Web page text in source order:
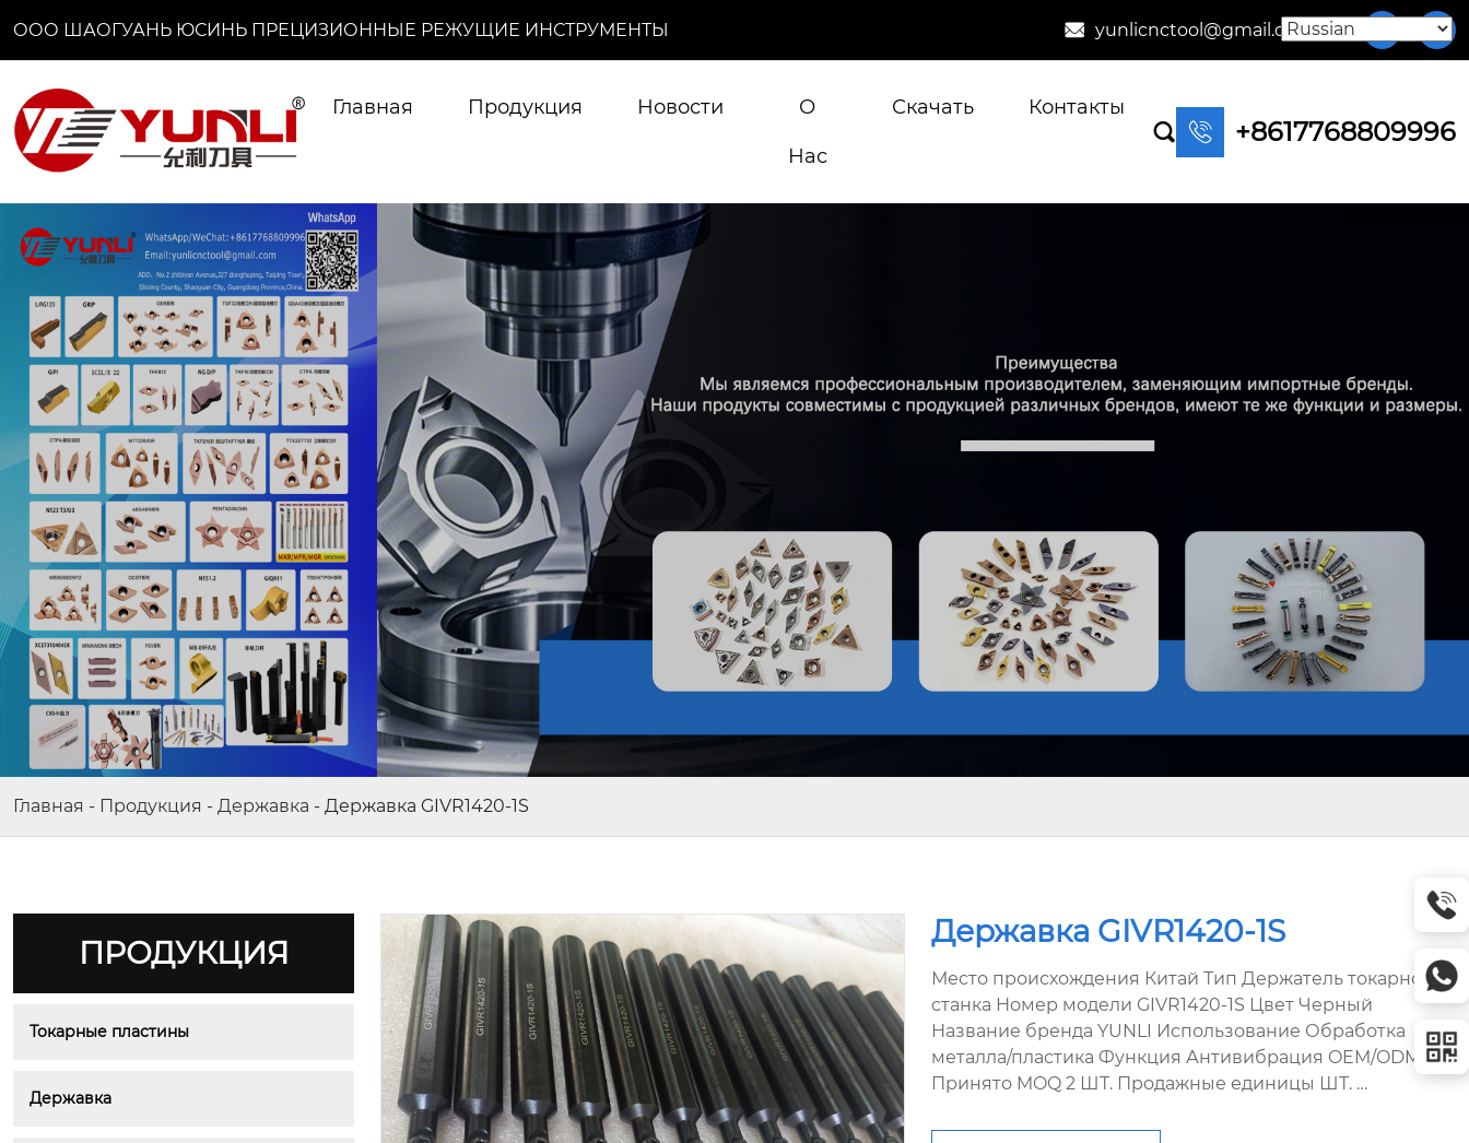
ООО ШАОГУАНЬ ЮСИНЬ ПРЕЦИЗИОННЫЕ РЕЖУЩИЕ ИНСТРУМЕНТЫ  yunlicnctool@gmail.com 
Главная Продукция Новости О
Нас
Скачать
Контакты
  +8617768809996
Главная - Продукция - Державка - Державка GIVR1420-1S
ПРОДУКЦИЯ
Токарные пластины
Державка
Державка GIVR1420-1S
Место происхождения Китай Тип Держатель токарного
станка Номер модели GIVR1420-1S Цвет Черный
Название бренда YUNLI Использование Обработка
металла/пластика Функция Антивибрация OEM/ODM
Принято MOQ 2 ШТ. Продажные единицы ШТ. …